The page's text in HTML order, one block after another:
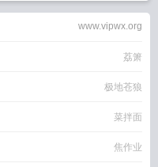
www.vipwx.org
荔箫
极地苍狼
菜拌面
焦作业